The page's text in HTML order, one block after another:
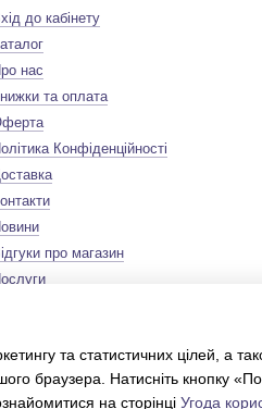
до кабінету
нас
та оплата
Конфіденційності
про магазин
та статистичних цілей, а
браузера. Натисніть кнопку
на сторінці Угода